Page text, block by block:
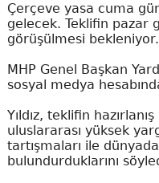
Çerçeve yasa cuma
gelecek. Teklifin pazar
görüşülmesi bekleniyor.
MHP Genel Başkan
sosyal medya
Yıldız, teklifin
uluslararası yüksek
tartışmaları ile
bulundurduklarını